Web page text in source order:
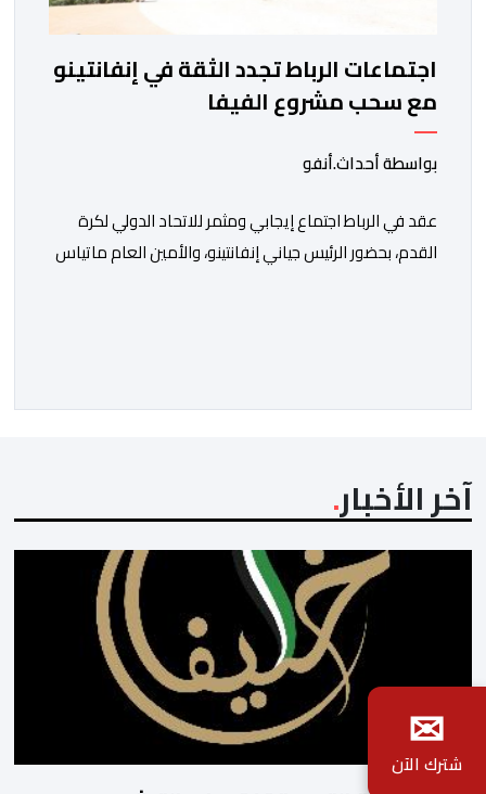
اجتماعات الرباط تجدد الثقة في إنفانتينو
مع سحب مشروع الفيفا
بواسطة أحداث.أنفو
عقد في الرباط اجتماع إيجابي ومثمر للاتحاد الدولي لكرة
القدم، بحضور الرئيس جياني إنفانتينو، والأمين العام ماتياس
المسؤول الوحيد المباشر والمنتخب من قِبل 211 اتحادا […]
آخر الأخبار
✉
شترك الآن